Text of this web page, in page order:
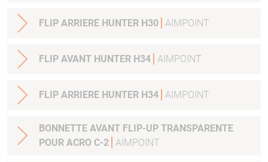
FLIP ARRIERE HUNTER H30 AIMPOINT
FLIP AVANT HUNTER H34 AIMPOINT
FLIP ARRIERE HUNTER H34 AIMPOINT
BONNETTE AVANT FLIP-UP TRANSPARENTE
POUR ACRO C-2 AIMPOINT